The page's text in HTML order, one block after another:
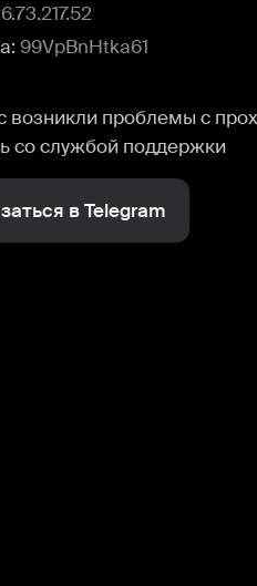
99VpBnHtka61
возникли проблемы с
со службой поддержки
в Telegram